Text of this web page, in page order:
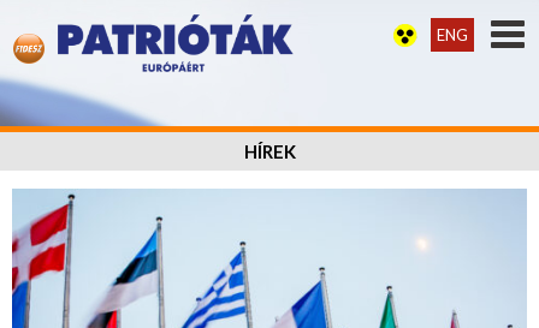
ENG
HÍREK